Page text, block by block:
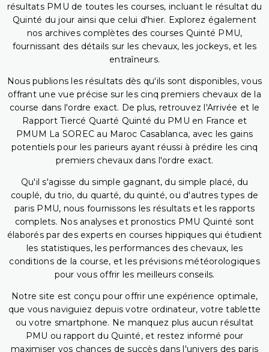
résultats PMU de toutes les courses, incluant le résultat du
Quinté du jour ainsi que celui d'hier. Explorez également
nos archives complètes des courses Quinté PMU,
fournissant des détails sur les chevaux, les jockeys, et les
entraîneurs.
Nous publions les résultats dès qu'ils sont disponibles, vous
offrant une vue précise sur les cinq premiers chevaux de la
course dans l'ordre exact. De plus, retrouvez l'Arrivée et le
Rapport Tiercé Quarté Quinté du PMU en France et
PMUM La SOREC au Maroc Casablanca, avec les gains
potentiels pour les parieurs ayant réussi à prédire les cinq
premiers chevaux dans l'ordre exact.
Qu'il s'agisse du simple gagnant, du simple placé, du
couplé, du trio, du quarté, du quinté, ou d'autres types de
paris PMU, nous fournissons les résultats et les rapports
complets. Nos analyses et pronostics PMU Quinté sont
élaborés par des experts en courses hippiques qui étudient
les statistiques, les performances des chevaux, les
conditions de la course, et les prévisions météorologiques
pour vous offrir les meilleurs conseils.
Notre site est conçu pour offrir une expérience optimale,
que vous naviguiez depuis votre ordinateur, votre tablette
ou votre smartphone. Ne manquez plus aucun résultat
PMU ou rapport du Quinté, et restez informé pour
maximiser vos chances de succès dans l'univers des paris